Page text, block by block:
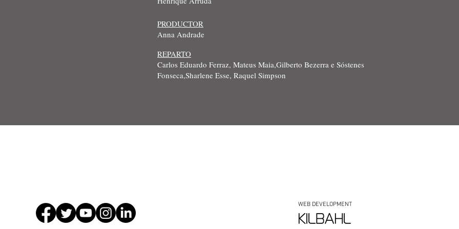
PRODUCTOR
Anna Andrade
REPARTO
Carlos Eduardo Ferraz, Mateus Maia,Gilberto Bezerra e Sóstenes
Fonseca,Sharlene Esse, Raquel Simpson
WEB DEVELOPMENT